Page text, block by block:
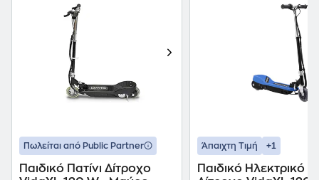
Πωλείται από Public Partner
Παιδικό Πατίνι Δίτροχο
Άπαιχτη Τιμή +1
Παιδικό Ηλεκτρικό